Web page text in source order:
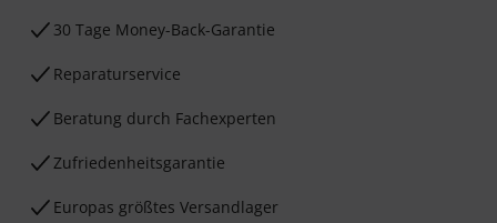
30 Tage Money-Back-Garantie
Reparaturservice
Beratung durch Fachexperten
Zufriedenheitsgarantie
Europas größtes Versandlager